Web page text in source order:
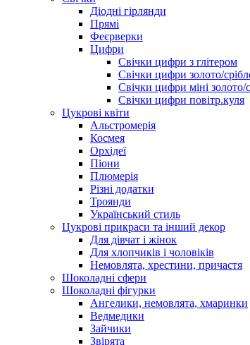
Діодні гірлянди
Прямі
Феєрверки
Цифри
Свічки цифри з глітером
Свічки цифри золото/
Свічки цифри міні золото/
Свічки цифри повітр.куля
Цукрові квіти
Альстромерія
Космея
Орхідеї
Піони
Плюмерія
Різні додатки
Троянди
Український стиль
Цукрові прикраси та інший декор
Для дівчат і жінок
Для хлопчиків і чоловіків
Немовлята, хрестини, причастя
Шоколадні сфери
Шоколадні фігурки
Ангелики, немовлята, хмаринки
Ведмедики
Зайчики
Звірята